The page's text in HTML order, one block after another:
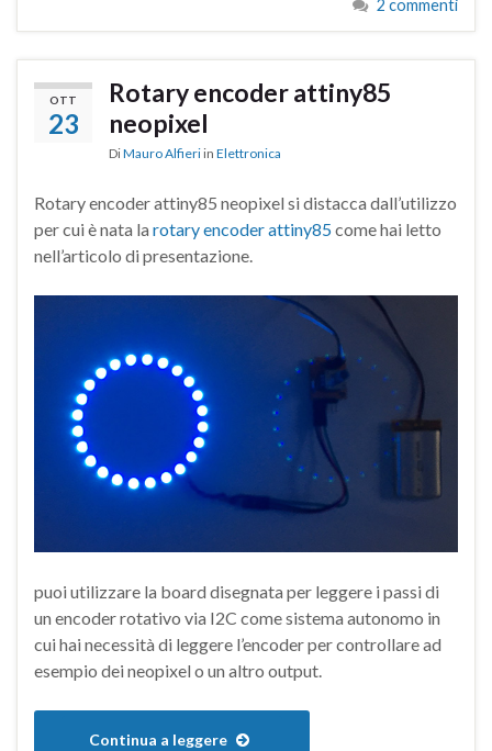
2 commenti
OTT
23
Rotary encoder attiny85
neopixel
DiMauro Alfieri in Elettronica
Rotary encoder attiny85 neopixel si distacca dall’utilizzo
per cui è nata la rotary encoder attiny85come hai letto
nell’articolo di presentazione.
puoi utilizzare la board disegnata per leggere i passi di
un encoder rotativo via I2C come sistema autonomo in
cui hai necessità di leggere l’encoder per controllare ad
esempio dei neopixel o un altro output.
Continua a leggere